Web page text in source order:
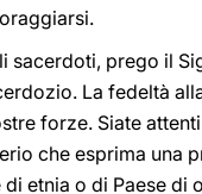
sacerdoti, prego il
La fedeltà
forze. Siate
che esprima una
etnia o di Paese di